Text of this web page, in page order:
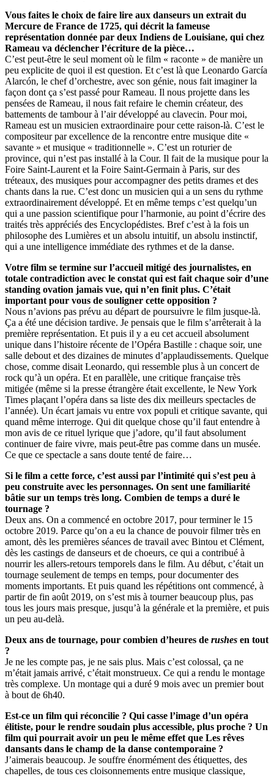
Vous faites le choix de faire lire aux danseurs un extrait du
Mercure de France de 1725, qui décrit la fameuse
représentation donnée par deux Indiens de Louisiane, qui chez
Rameau va déclencher l’écriture de la pièce…
C’est peut-être le seul moment où le film « raconte » de manière un
peu explicite de quoi il est question. Et c’est là que Leonardo García
Alarcón, le chef d’orchestre, avec son génie, nous fait imaginer la
façon dont ça s’est passé pour Rameau. Il nous projette dans les
pensées de Rameau, il nous fait refaire le chemin créateur, des
battements de tambour à l’air développé au clavecin. Pour moi,
Rameau est un musicien extraordinaire pour cette raison-là. C’est le
compositeur par excellence de la rencontre entre musique dite «
savante » et musique « traditionnelle ». C’est un roturier de
province, qui n’est pas installé à la Cour. Il fait de la musique pour la
Foire Saint-Laurent et la Foire Saint-Germain à Paris, sur des
tréteaux, des musiques pour accompagner des petits drames et des
chants dans la rue. C’est donc un musicien qui a un sens du rythme
extraordinairement développé. Et en même temps c’est quelqu’un
qui a une passion scientifique pour l’harmonie, au point d’écrire des
traités très appréciés des Encyclopédistes. Bref c’est à la fois un
philosophe des Lumières et un absolu intuitif, un absolu instinctif,
qui a une intelligence immédiate des rythmes et de la danse.
Votre film se termine sur l’accueil mitigé des journalistes, en
totale contradiction avec le constat qui est fait chaque soir d’une
standing ovation jamais vue, qui n’en finit plus. C’était
important pour vous de souligner cette opposition ?
Nous n’avions pas prévu au départ de poursuivre le film jusque-là.
Ça a été une décision tardive. Je pensais que le film s’arrêterait à la
première représentation. Et puis il y a eu cet accueil absolument
unique dans l’histoire récente de l’Opéra Bastille : chaque soir, une
salle debout et des dizaines de minutes d’applaudissements. Quelque
chose, comme disait Leonardo, qui ressemble plus à un concert de
rock qu’à un opéra. Et en parallèle, une critique française très
mitigée (même si la presse étrangère était excellente, le New York
Times plaçant l’opéra dans sa liste des dix meilleurs spectacles de
l’année). Un écart jamais vu entre vox populi et critique savante, qui
quand même interroge. Qui dit quelque chose qu’il faut entendre à
mon avis de ce rituel lyrique que j’adore, qu’il faut absolument
continuer de faire vivre, mais peut-être pas comme dans un musée.
Ce que ce spectacle a sans doute tenté de faire…
Si le film a cette force, c’est aussi par l’intimité qui s’est peu à
peu construite avec les personnages. On sent une familiarité
bâtie sur un temps très long. Combien de temps a duré le
tournage ?
Deux ans. On a commencé en octobre 2017, pour terminer le 15
octobre 2019. Parce qu’on a eu la chance de pouvoir filmer très en
amont, dès les premières séances de travail avec Bintou et Clément,
dès les castings de danseurs et de choeurs, ce qui a contribué à
nourrir les allers-retours temporels dans le film. Au début, c’était un
tournage seulement de temps en temps, pour documenter des
moments importants. Et puis quand les répétitions ont commencé, à
partir de fin août 2019, on s’est mis à tourner beaucoup plus, pas
tous les jours mais presque, jusqu’à la générale et la première, et puis
un peu au-delà.
Deux ans de tournage, pour combien d’heures de rushes en tout
?
Je ne les compte pas, je ne sais plus. Mais c’est colossal, ça ne
m’était jamais arrivé, c’était monstrueux. Ce qui a rendu le montage
très complexe. Un montage qui a duré 9 mois avec un premier bout
à bout de 6h40.
Est-ce un film qui réconcilie ? Qui casse l’image d’un opéra
élitiste, pour le rendre soudain plus accessible, plus proche ? Un
film qui pourrait avoir un peu le même effet que Les rêves
dansants dans le champ de la danse contemporaine ?
J’aimerais beaucoup. Je souffre énormément des étiquettes, des
chapelles, de tous ces cloisonnements entre musique classique,